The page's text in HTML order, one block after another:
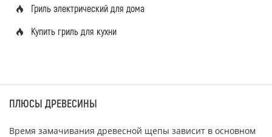
Гриль электрический для дома
Купить гриль для кухни
ПЛЮСЫ ДРЕВЕСИНЫ
Время замачивания древесной щепы зависит в основном